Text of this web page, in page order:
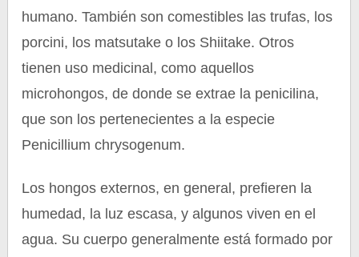
humano. También son comestibles las trufas, los
porcini, los matsutake o los Shiitake. Otros
tienen uso medicinal, como aquellos
microhongos, de donde se extrae la penicilina,
que son los pertenecientes a la especie
Penicillium chrysogenum.
Los hongos externos, en general, prefieren la
humedad, la luz escasa, y algunos viven en el
agua. Su cuerpo generalmente está formado por